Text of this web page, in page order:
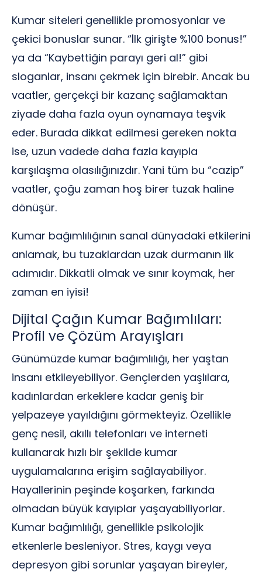
Kumar siteleri genellikle promosyonlar ve
çekici bonuslar sunar. “İlk girişte %100 bonus!”
ya da “Kaybettiğin parayı geri al!” gibi
sloganlar, insanı çekmek için birebir. Ancak bu
vaatler, gerçekçi bir kazanç sağlamaktan
ziyade daha fazla oyun oynamaya teşvik
eder. Burada dikkat edilmesi gereken nokta
ise, uzun vadede daha fazla kayıpla
karşılaşma olasılığınızdır. Yani tüm bu “cazip”
vaatler, çoğu zaman hoş birer tuzak haline
dönüşür.
Kumar bağımlılığının sanal dünyadaki etkilerini
anlamak, bu tuzaklardan uzak durmanın ilk
adımıdır. Dikkatli olmak ve sınır koymak, her
zaman en iyisi!
Dijital Çağın Kumar Bağımlıları:
Profil ve Çözüm Arayışları
Günümüzde kumar bağımlılığı, her yaştan
insanı etkileyebiliyor. Gençlerden yaşlılara,
kadınlardan erkeklere kadar geniş bir
yelpazeye yayıldığını görmekteyiz. Özellikle
genç nesil, akıllı telefonları ve interneti
kullanarak hızlı bir şekilde kumar
uygulamalarına erişim sağlayabiliyor.
Hayallerinin peşinde koşarken, farkında
olmadan büyük kayıplar yaşayabiliyorlar.
Kumar bağımlılığı, genellikle psikolojik
etkenlerle besleniyor. Stres, kaygı veya
depresyon gibi sorunlar yaşayan bireyler,